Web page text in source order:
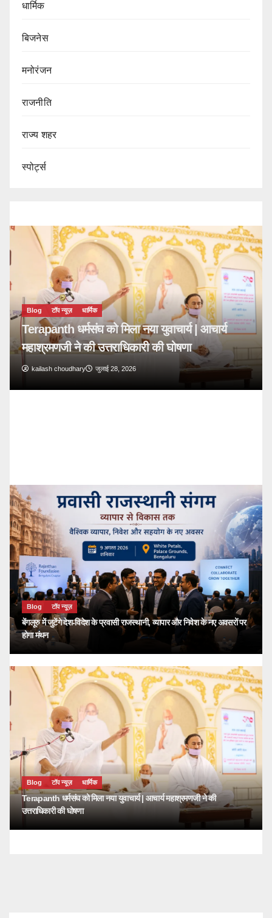
धार्मिक
बिजनेस
मनोरंजन
राजनीति
राज्य शहर
स्पोर्ट्स
को मिला नया युवाचार्य | आचार्य
की घोषणा
जुलाई 28, 2026
Blog टॉप न्यूज़
बेंगलूरु में जुटेंगे देश-विदेश के प्रवासी राजस्थानी, व्यापार और निवेश के नए अवसरों पर
होगा मंथन
Blog टॉप न्यूज़ धार्मिक
Terapanth धर्मसंघ को मिला नया युवाचार्य | आचार्य महाश्रमणजी ने की
उत्तराधिकारी की घोषणा